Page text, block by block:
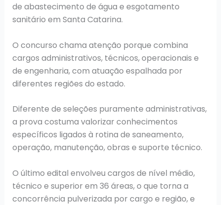
de abastecimento de água e esgotamento
sanitário em Santa Catarina.
O concurso chama atenção porque combina
cargos administrativos, técnicos, operacionais e
de engenharia, com atuação espalhada por
diferentes regiões do estado.
Diferente de seleções puramente administrativas,
a prova costuma valorizar conhecimentos
específicos ligados à rotina de saneamento,
operação, manutenção, obras e suporte técnico.
O último edital envolveu cargos de nível médio,
técnico e superior em 36 áreas, o que torna a
concorrência pulverizada por cargo e região, e